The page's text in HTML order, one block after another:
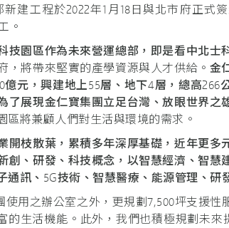
建工程於2022年1月18日與北市府正式
。
園區作為未來營運總部，即是看中北士
，將帶來堅實的產學資源與人才供給。 金
億元，興建地上 55層、地下4層，總高266
了展現金仁寶集團立足台灣、放眼世界之
區將兼顧人們對生活與環境的需求。
開枝散葉，累積多年深厚基礎，近年更多
創、研發、科技概念，以智慧經濟、智慧
通訊、 5G技術、智慧醫療、能源管理、研
用之辦公室之外，更規劃7,500坪支援
生活機能。此外，我們也積極規劃未來